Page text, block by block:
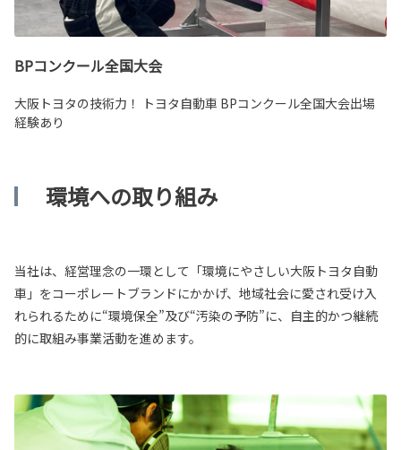
BPコンクール全国大会
大阪トヨタの技術力！ トヨタ自動車 BPコンクール全国大会出場
経験あり
環境への取り組み
当社は、経営理念の一環として「環境にやさしい大阪トヨタ自動
車」をコーポレートブランドにかかげ、地域社会に愛され受け入
れられるために“環境保全”及び“汚染の予防”に、自主的かつ継続
的に取組み事業活動を進めます。